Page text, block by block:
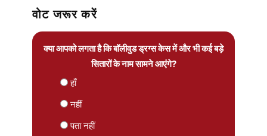
वोट जरूर करें
क्या आपको लगता है कि बॉलीवुड ड्रग्स केस में और भी कई बड़े
सितारों के नाम सामने आएंगे?
हाँ
नहीं
पता नहीं